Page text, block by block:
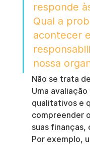
responde
Qual a
acontecer
nossa
Não se trata
Uma
qualitativos e
compreender
suas
Por exemplo,